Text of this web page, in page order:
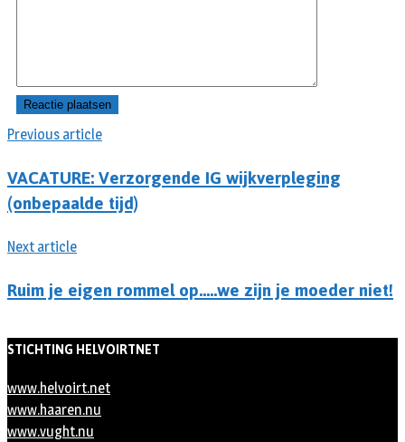
Previous article
VACATURE: Verzorgende IG wijkverpleging
(onbepaalde tijd)
Next article
Ruim je eigen rommel op…..we zijn je moeder niet!
STICHTING HELVOIRTNET
www.helvoirt.net
www.haaren.nu
www.vught.nu